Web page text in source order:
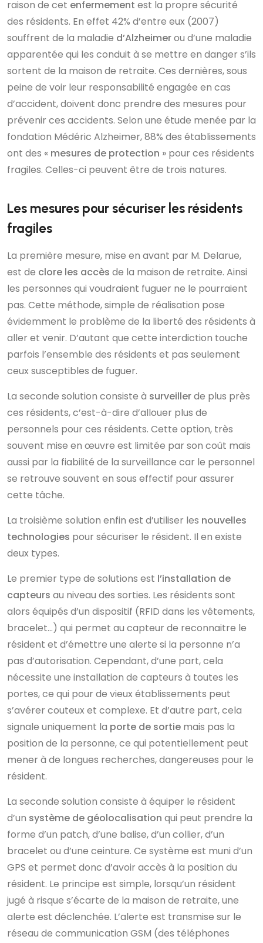
raison de cet enfermement est la propre sécurité
des résidents. En effet 42% d’entre eux (2007)
souffrent de la maladie d’Alzheimerou d’une maladie
apparentée qui les conduit à se mettre en danger s’ils
sortent de la maison de retraite. Ces dernières, sous
peine de voir leur responsabilité engagée en cas
d’accident, doivent donc prendre des mesures pour
prévenir ces accidents. Selon une étude menée par la
fondation Médéric Alzheimer, 88% des établissements
ont des « mesures de protection » pour ces résidents
fragiles. Celles-ci peuvent être de trois natures.
Les mesures pour sécuriser les résidents
fragiles
La première mesure, mise en avant par M. Delarue,
est de clore les accès de la maison de retraite. Ainsi
les personnes qui voudraient fuguer ne le pourraient
pas. Cette méthode, simple de réalisation pose
évidemment le problème de la liberté des résidents à
aller et venir. D’autant que cette interdiction touche
parfois l’ensemble des résidents et pas seulement
ceux susceptibles de fuguer.
La seconde solution consiste à surveillerde plus près
ces résidents, c’est-à-dire d’allouer plus de
personnels pour ces résidents. Cette option, très
souvent mise en œuvre est limitée par son coût mais
aussi par la fiabilité de la surveillance car le personnel
se retrouve souvent en sous effectif pour assurer
cette tâche.
La troisième solution enfin est d’utiliser les nouvelles
technologies pour sécuriser le résident. Il en existe
deux types.
Le premier type de solutions est l’installation de
capteurs au niveau des sorties. Les résidents sont
alors équipés d’un dispositif (RFID dans les vêtements,
bracelet…) qui permet au capteur de reconnaitre le
résident et d’émettre une alerte si la personne n’a
pas d’autorisation. Cependant, d’une part, cela
nécessite une installation de capteurs à toutes les
portes, ce qui pour de vieux établissements peut
s’avérer couteux et complexe. Et d’autre part, cela
signale uniquement la porte de sortie mais pas la
position de la personne, ce qui potentiellement peut
mener à de longues recherches, dangereuses pour le
résident.
La seconde solution consiste à équiper le résident
d’un système de géolocalisation qui peut prendre la
forme d’un patch, d’une balise, d’un collier, d’un
bracelet ou d’une ceinture. Ce système est muni d’un
GPS et permet donc d’avoir accès à la position du
résident. Le principe est simple, lorsqu’un résident
jugé à risque s’écarte de la maison de retraite, une
alerte est déclenchée. L’alerte est transmise sur le
réseau de communication GSM (des téléphones